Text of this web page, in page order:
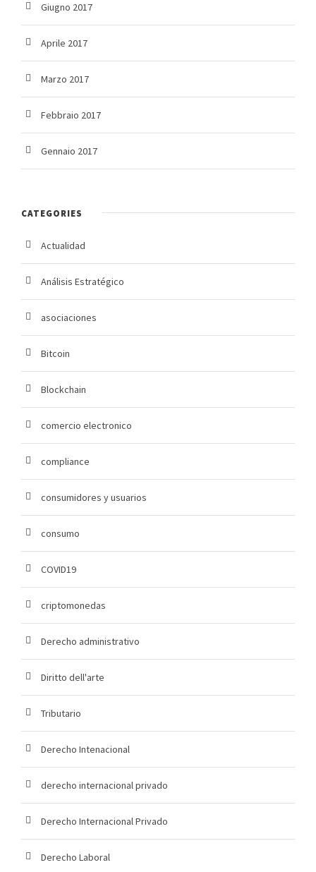
Giugno 2017
Aprile 2017
Marzo 2017
Febbraio 2017
Gennaio 2017
CATEGORIES
Actualidad
Análisis Estratégico
asociaciones
Bitcoin
Blockchain
comercio electronico
compliance
consumidores y usuarios
consumo
COVID19
criptomonedas
Derecho administrativo
Diritto dell'arte
Tributario
Derecho Intenacional
derecho internacional privado
Derecho Internacional Privado
Derecho Laboral